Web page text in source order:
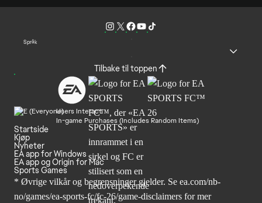
Språk
Tilbake til toppen
Users Interact
In-game Purchases (Includes Random Items)
Startside
Kjøp
Nyheter
EA app for Windows
EA app og Origin for Mac
Sports Games
* Øvrige vilkår og begrensninger gjelder. Se ea.com/nb-
no/games/ea-sports-fc/fc-26/game-disclaimers for mer